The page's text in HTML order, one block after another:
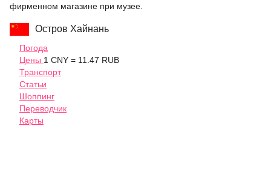
фирменном магазине при музее.
Остров Хайнань
Погода
Цены 1 CNY = 11.47 RUB
Транспорт
Статьи
Шоппинг
Переводчик
Карты